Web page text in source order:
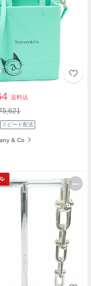
送料込
スピード配送
& Co